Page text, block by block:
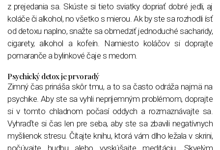
z prejedania sa. Skúste si tieto sviatky dopriať dobré jedli, aj
koláče či alkohol, no všetko s mierou. Ak by ste sa rozhodli ísť
od detoxu naplno, snažte sa obmedziť jednoduché sacharidy,
cigarety, alkohol a kofeín. Namiesto koláčov si doprajte
pomaranče a bylinkové čaje s medom.
Psychický detox je prvoradý
Zimný čas prináša skôr tmu, a to sa často odráža najmä na
psychike. Aby ste sa vyhli nepríjemným problémom, doprajte
si v tomto chladnom počasí oddych a rozmaznávajte sa.
Vyhraďte si čas len pre seba, aby ste sa zbavili negatívnych
myšlienok stresu. Čítajte knihu, ktorá vám dlho ležala v skrini,
počúvajte hudbu alebo vyskúšajte meditáciu. Skvelým